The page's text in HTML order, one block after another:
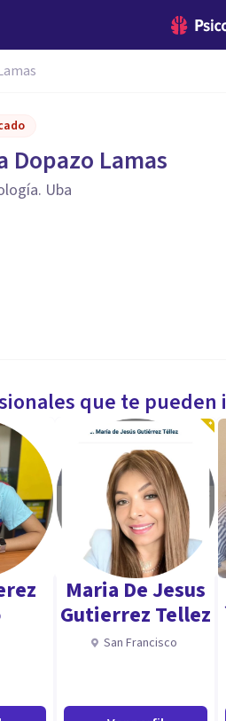
Dopazo Lamas
Uba
que te
Maria De Jesus
Gutierrez Tellez
San Francisco